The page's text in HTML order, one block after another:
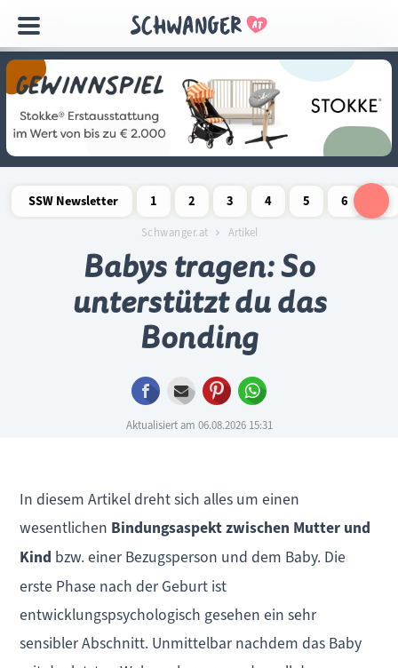
überspringen
SSW Newsletter
1
Schwangerschaftswoche
2
Schwangerschaftswoche
3
Schwangerschaftswoche
4
Schwangerschaftswoche
5
Schwangerschaftswoche
6
Schwanger.at Artikel
Babys tragen: So
unterstützt du das
Bonding
Facebook
E-mail Pinterest
Aktualisiert am 06.08.2026 15:31
In diesem Artikel dreht sich alles um einen
wesentlichen Bindungsaspekt zwischen Mutter und
Kind bzw. einer Bezugsperson und dem Baby. Die
erste Phase nach der Geburt ist
entwicklungspsychologisch gesehen ein sehr
sensibler Abschnitt. Unmittelbar nachdem das Baby